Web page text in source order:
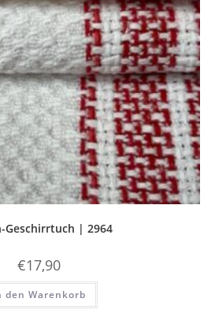
Geschirrtuch | 2964
€17,90
den Warenkorb